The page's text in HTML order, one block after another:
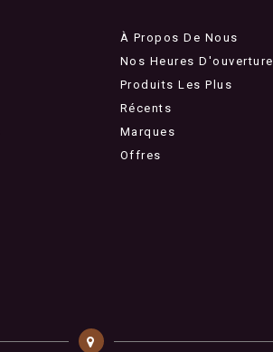
À Propos De Nous
Nos Heures D'ouverture
Produits Les Plus
Récents
Marques
Offres